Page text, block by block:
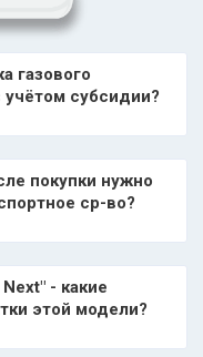
газового
учётом субсидии?
покупки нужно
ср-во?
- какие
этой модели?